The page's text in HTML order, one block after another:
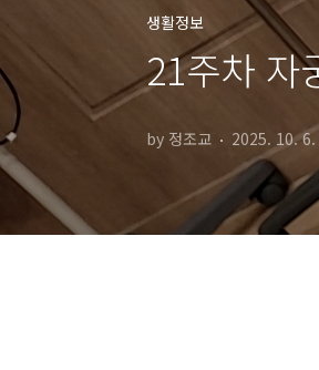
생활정보
21주차 자
by 정조교 2025. 10. 6.